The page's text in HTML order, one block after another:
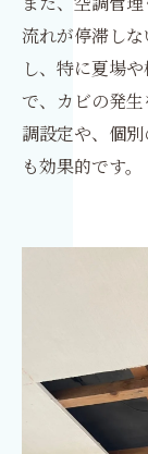
流れが停滞し
し、特に夏場
で、カビの発
調設定や、個
も効果的です。